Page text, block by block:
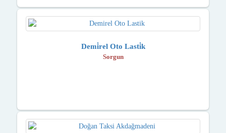
Demi̇rel Oto Lasti̇k
Sorgun